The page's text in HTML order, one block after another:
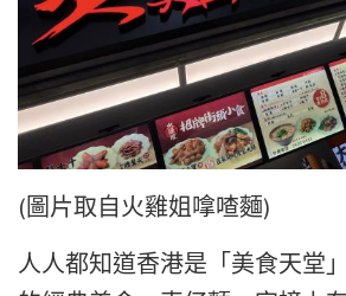
(圖片取自火雞姐嗱喳麵)
人人都知道香港是「美食天堂